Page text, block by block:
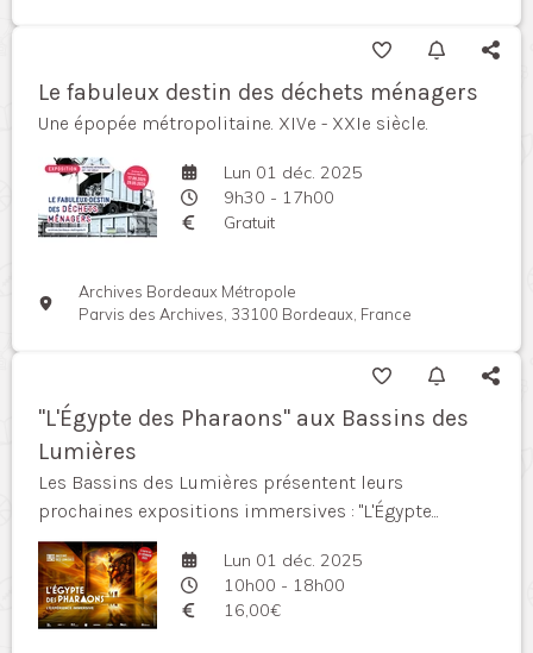
Le fabuleux destin des déchets ménagers
Une épopée métropolitaine. XIVe - XXIe siècle.
Lun 01 déc. 2025
9h30 - 17h00
Gratuit
Archives Bordeaux Métropole
Parvis des Archives, 33100 Bordeaux, France
"L'Égypte des Pharaons" aux Bassins des
Lumières
Les Bassins des Lumières présentent leurs
prochaines expositions immersives : "L'Égypte...
Lun 01 déc. 2025
10h00 - 18h00
16,00€